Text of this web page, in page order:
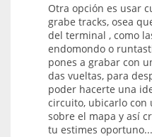
Otra opción es usar
grabe tracks, osea
del terminal , como
endomondo o
pones a grabar con
das vueltas, para
poder hacerte una
circuito, ubicarlo con
sobre el mapa y así
tu estimes oportuno...